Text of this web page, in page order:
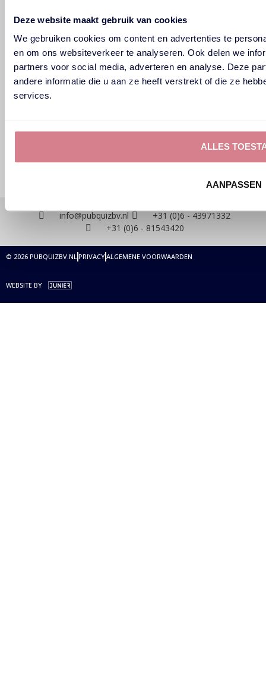
Deze website maakt gebruik van cookies
We gebruiken cookies om content en advertenties te
en om ons websiteverkeer te analyseren. Ook delen we
partners voor social media, adverteren en analyse. Deze
andere informatie die u aan ze heeft verstrekt of die ze
services.
ALLES
AANPASSEN
GOOGLE REVIEWS
LINKEDIN AANBEVELINGEN
PRIJSOPGAVE AANVRAGEN
info@pubquizbv.nl
+31 (0)6 - 43971332
+31 (0)6 - 81543420
© 2026 PUBQUIZBV.NLPRIVACYALGEMENE VOORWAARDEN
WEBSITE BY